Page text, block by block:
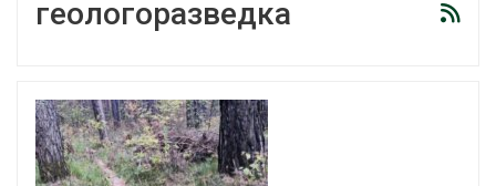
геологоразведка